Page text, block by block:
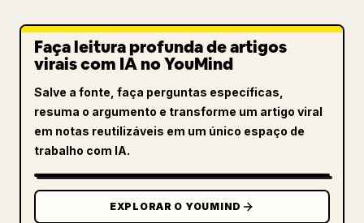
Faça leitura profunda de artigos
virais com IA no YouMind
Salve a fonte, faça perguntas específicas,
resuma o argumento e transforme um artigo viral
em notas reutilizáveis em um único espaço de
trabalho com IA.
EXPLORAR O YOUMIND